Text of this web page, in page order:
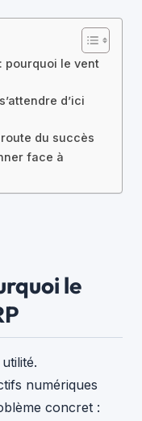
pourquoi le vent
d’ici
du succès
face à
le
numériques
concret :